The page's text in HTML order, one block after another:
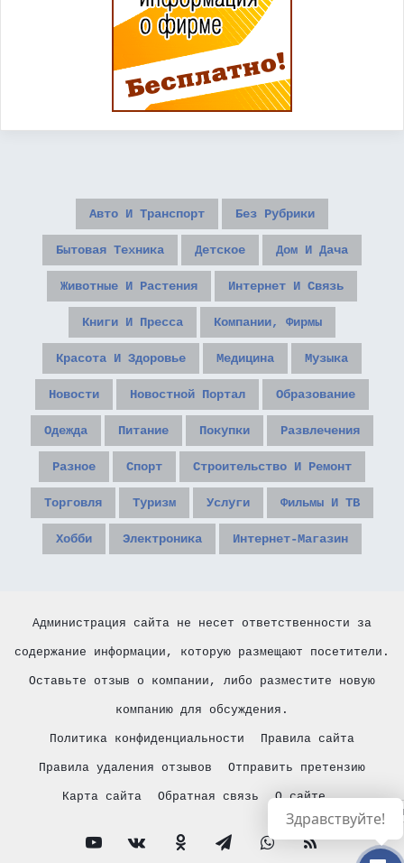
Авто И Транспорт Без Рубрики
Бытовая Техника Детское Дом И Дача
Животные И Растения Интернет И Связь
Книги И Пресса Компании, Фирмы
Красота И Здоровье Медицина Музыка
Новости Новостной Портал Образование
Одежда Питание Покупки Развлечения
Разное Спорт Строительство И Ремонт
Торговля Туризм Услуги Фильмы И ТВ
Хобби Электроника Интернет-Магазин
Администрация сайта не несет ответственности за
содержание информации, которую размещают посетители.
Оставьте отзыв о компании, либо разместите новую
компанию для обсуждения.
Политика конфиденциальности Правила сайта
Правила удаления отзывов Отправить претензию
Карта сайта Обратная связь
О сайте
YouTubevk.comОдноклассники
TelegramWhatsApp
RSS
Здравствуйте!